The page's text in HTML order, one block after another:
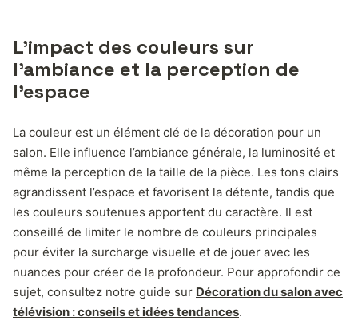
L’impact des couleurs sur
l’ambiance et la perception de
l’espace
La couleur est un élément clé de la décoration pour un
salon. Elle influence l’ambiance générale, la luminosité et
même la perception de la taille de la pièce. Les tons clairs
agrandissent l’espace et favorisent la détente, tandis que
les couleurs soutenues apportent du caractère. Il est
conseillé de limiter le nombre de couleurs principales
pour éviter la surcharge visuelle et de jouer avec les
nuances pour créer de la profondeur. Pour approfondir ce
sujet, consultez notre guide sur Décoration du salon avec
télévision : conseils et idées tendances.